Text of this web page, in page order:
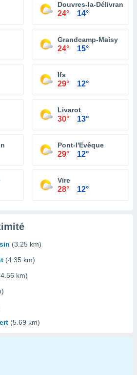
Douvres-la-Délivrande
24° 14°
Grandcamp-Maisy
24° 15°
Ifs
29° 12°
Livarot
30° 13°
Pont-l'Evêque
29° 12°
Vire
28° 12°
(3.25 km)
(4.35 km)
km)
(5.69 km)